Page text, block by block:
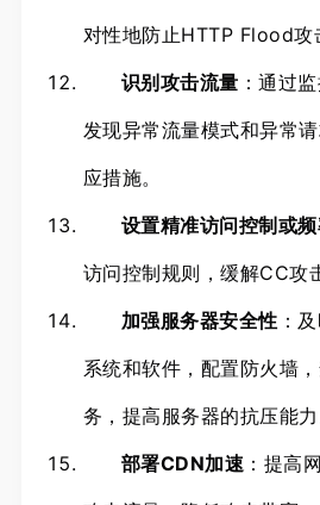
对性地防止HTTP Flood攻
识别攻击流量 ：通过
发现异常流量模式和异常
应措施。
设置精准访问控制或
访问控制规则，缓解CC攻
加强服务器安全性 ：
系统和软件，配置防火墙
务，提高服务器的抗压能力
部署CDN加速 ：提高